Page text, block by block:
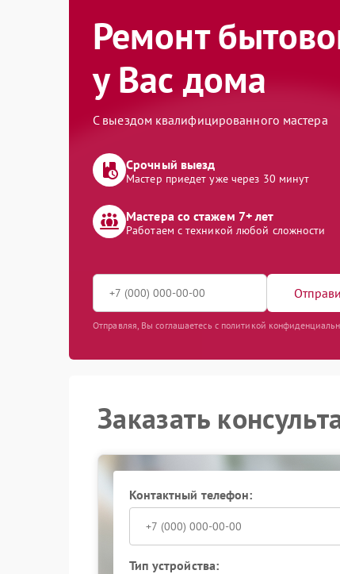
Ремонт
у Вас дома
С выездом квалифицированного мастера
Срочный выезд
Мастер приедет уже через 30 минут
Мастера со стажем 7+ лет
Работаем с техникой любой сложности
Отправляя, Вы соглашаетесь с политикой
Заказать
Контактный телефон:
Тип устройства: